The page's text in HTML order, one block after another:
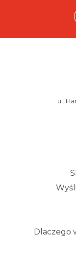
ul.
Dlaczego